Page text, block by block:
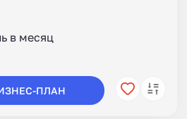
в месяц
ПЛАН